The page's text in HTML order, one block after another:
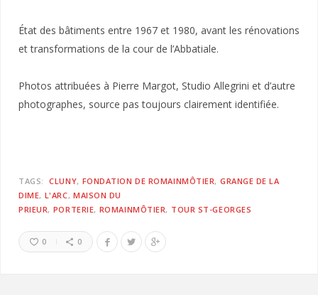
État des bâtiments entre 1967 et 1980, avant les rénovations
et transformations de la cour de l’Abbatiale.
Photos attribuées à Pierre Margot, Studio Allegrini et d’autre
photographes, source pas toujours clairement identifiée.
TAGS: CLUNY FONDATION DE ROMAINMÔTIER GRANGE DE LA
DIME L'ARC MAISON DU
PRIEUR PORTERIE ROMAINMÔTIER TOUR ST-GEORGES
0 0